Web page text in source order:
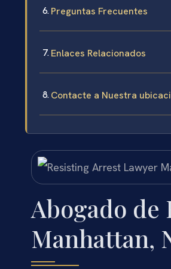
Preguntas Frecuentes
Enlaces Relacionados
Contacte a Nuestra
Abogado de
Manhattan,